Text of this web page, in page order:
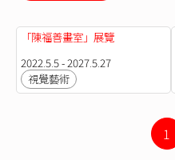
「陳福善畫室」展覽
2022.5.5 - 2027.5.27
視覺藝術
1